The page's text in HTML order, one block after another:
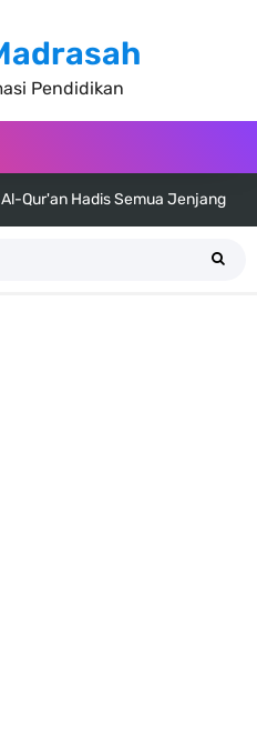
Pendidikan
Kelas 1 MI - Kelas 12 MA Tahun